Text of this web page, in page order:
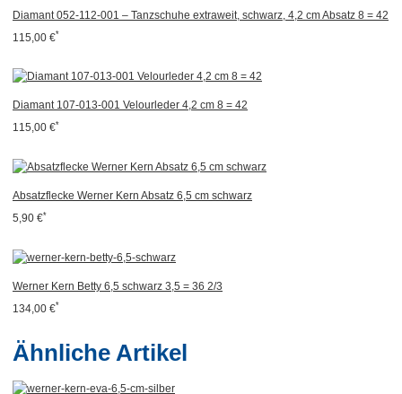
Diamant 052-112-001 – Tanzschuhe extraweit, schwarz, 4,2 cm Absatz 8 = 42
115,00 €*
Diamant 107-013-001 Velourleder 4,2 cm 8 = 42
115,00 €*
Absatzflecke Werner Kern Absatz 6,5 cm schwarz
5,90 €*
Werner Kern Betty 6,5 schwarz 3,5 = 36 2/3
134,00 €*
Ähnliche Artikel